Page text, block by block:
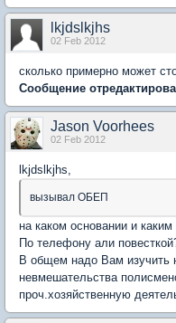
lkjdslkjhs
02 Feb 2012
сколько примерно может
Сообщение
Jason Voorhees
02 Feb 2012
lkjdslkjhs
вызывал ОБЕП
на каком основании и
По телефону али
В общем надо Вам изучить
невмешательства
проч.хозяйственную